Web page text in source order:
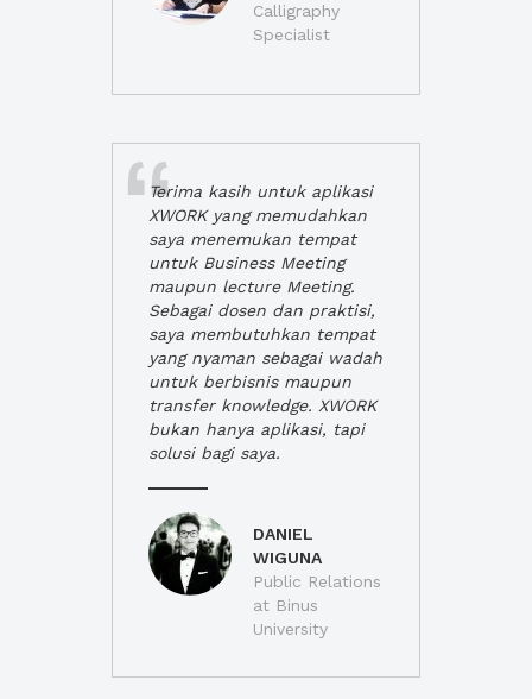
Calligraphy
Specialist
Terima kasih untuk aplikasi
XWORK yang memudahkan
saya menemukan tempat
untuk Business Meeting
maupun lecture Meeting.
Sebagai dosen dan praktisi,
saya membutuhkan tempat
yang nyaman sebagai wadah
untuk berbisnis maupun
transfer knowledge. XWORK
bukan hanya aplikasi, tapi
solusi bagi saya.
DANIEL
WIGUNA
Public Relations
at Binus
University